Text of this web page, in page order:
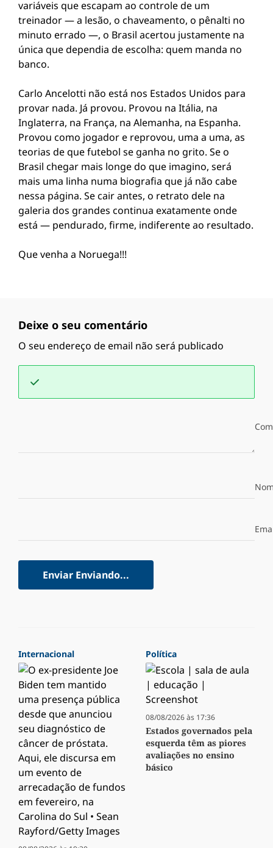
variáveis que escapam ao controle de um
treinador — a lesão, o chaveamento, o pênalti no
minuto errado —, o Brasil acertou justamente na
única que dependia de escolha: quem manda no
banco.
Carlo Ancelotti não está nos Estados Unidos para
provar nada. Já provou. Provou na Itália, na
Inglaterra, na França, na Alemanha, na Espanha.
Provou como jogador e reprovou, uma a uma, as
teorias de que futebol se ganha no grito. Se o
Brasil chegar mais longe do que imagino, será
mais uma linha numa biografia que já não cabe
nessa página. Se cair antes, o retrato dele na
galeria dos grandes continua exatamente onde
está — pendurado, firme, indiferente ao resultado.
Que venha a Noruega!!!
Deixe o seu comentário
O seu endereço de email não será publicado
Enviar Enviando...
Internacional Política
08/08/2026 às 17:36
Estados governados pela
esquerda têm as piores
avaliações no ensino
básico